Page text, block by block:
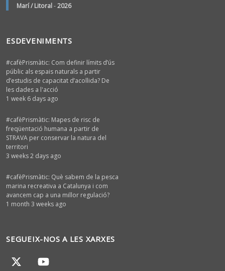
Marí / Litoral-2026
ESDEVENIMENTS
#cafèPrismàtic: Com definir límits d’ús
públic als espais naturals a partir
d’estudis de capacitat d’acollida? De
les dades a l'acció
1 week 6 days ago
#cafèPrismàtic: Mapes de risc de
freqüentació humana a partir de
STRAVA per conservar la natura del
territori
3 weeks 2 days ago
#cafèPrismàtic: Què sabem de la pesca
marina recreativa a Catalunya i com
avancem cap a una millor regulació?
1 month 3 weeks ago
SEGUEIX-NOS A LES XARXES